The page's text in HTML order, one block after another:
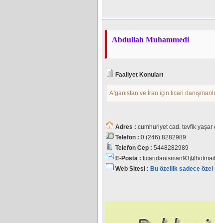
Abdullah Muhammedi
Faaliyet Konuları
Afganistan ve İran için ticari
Adres : cumhuriyet cad. tevfik yaşar
Telefon : 0 (246) 8282989
Telefon Cep : 5448282989
E-Posta :
Web Sitesi : Bu özellik sadece